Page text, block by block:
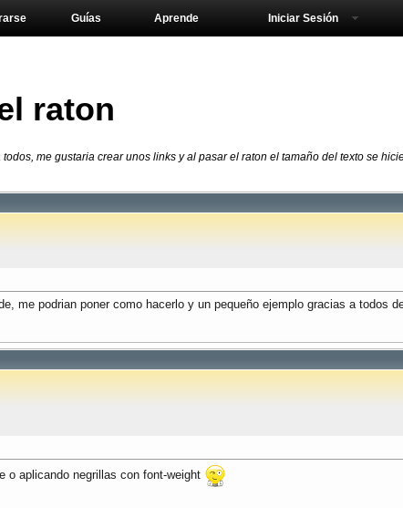
Aprende
Guías Iniciar Sesión
raton
me gustaria crear unos links y al pasar el raton el tamaño del texto se
me podrian poner como hacerlo y un pequeño ejemplo gracias a todos
o aplicando negrillas con font-weight